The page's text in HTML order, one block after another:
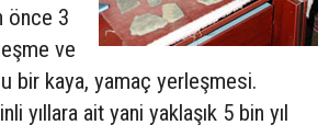
önce 3
ve
bir kaya, yamaç yerleşmesi.
yıllara ait yani yaklaşık 5 bin yıl